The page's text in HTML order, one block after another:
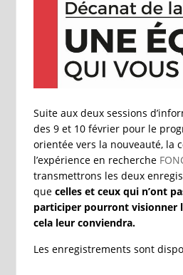
Suite aux deux sessions
des 9 et 10 février pour le
orientée vers la nouveauté, la
l’expérience en recherche
transmettrons les deux
que celles et ceux qui n’ont
participer pourront visionner
cela leur conviendra.
Les enregistrements sont